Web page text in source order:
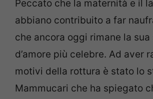
Peccato che la maternità e il
abbiano contribuito a far
che ancora oggi rimane la sua
d’amore più celebre. Ad aver
motivi della rottura è stato lo
Mammucari che ha spiegato